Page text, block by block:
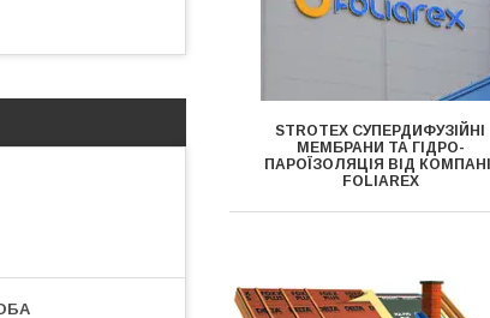
STROTEX СУПЕРДИФУЗІЙНІ
МЕМБРАНИ ТА ГІДРО-
ПАРОЇЗОЛЯЦІЯ ВІД КОМПАНІЇ
FOLIAREX